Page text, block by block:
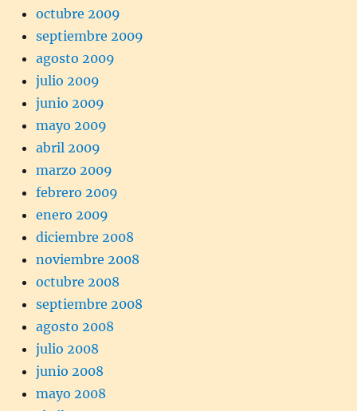
octubre 2009
septiembre 2009
agosto 2009
julio 2009
junio 2009
mayo 2009
abril 2009
marzo 2009
febrero 2009
enero 2009
diciembre 2008
noviembre 2008
octubre 2008
septiembre 2008
agosto 2008
julio 2008
junio 2008
mayo 2008